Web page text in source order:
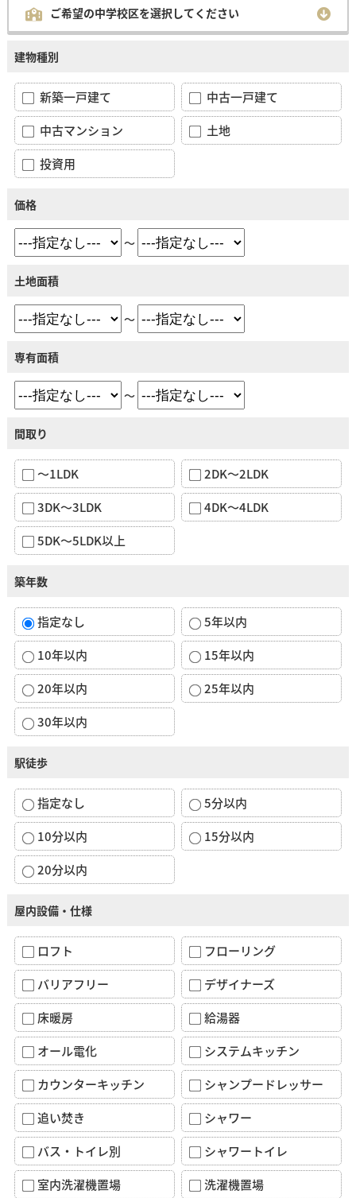
ご希望の中学校区を選択してください
建物種別
新築一戸建て
中古一戸建て
中古マンション
土地
投資用
価格
～
土地面積
～
専有面積
～
間取り
～1LDK
2DK～2LDK
3DK～3LDK
4DK～4LDK
5DK～5LDK以上
築年数
指定なし
5年以内
10年以内
15年以内
20年以内
25年以内
30年以内
駅徒歩
指定なし
5分以内
10分以内
15分以内
20分以内
屋内設備・仕様
ロフト
フローリング
バリアフリー
デザイナーズ
床暖房
給湯器
オール電化
システムキッチン
カウンターキッチン
シャンプードレッサー
追い焚き
シャワー
バス・トイレ別
シャワートイレ
室内洗濯機置場
洗濯機置場